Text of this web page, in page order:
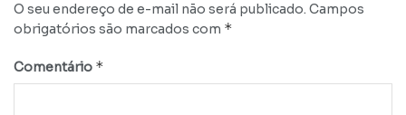
O seu endereço de e-mail não será publicado. Campos
obrigatórios são marcados com *
Comentário *